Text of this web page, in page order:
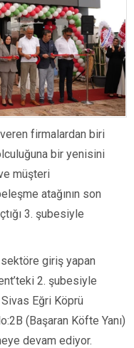
firmalardan biri
bir yenisini
müşteri
atağının son
3. şubesiyle
giriş yapan
2. şubesiyle
Eğri Köprü
(Başaran Köfte Yanı)
devam ediyor.